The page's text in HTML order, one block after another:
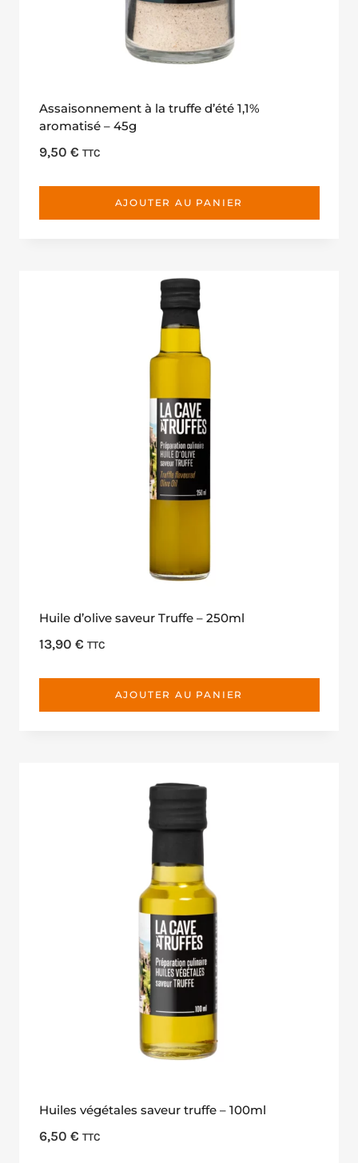
Assaisonnement à la truffe d’été 1,1%
aromatisé – 45g
9,50 € TTC
AJOUTER AU PANIER
Huile d’olive saveur Truffe – 250ml
13,90 € TTC
AJOUTER AU PANIER
Huiles végétales saveur truffe – 100ml
6,50 € TTC